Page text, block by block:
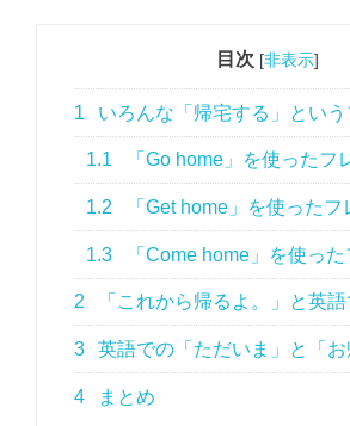
目次 [非表示]
1 いろんな「帰宅する」とい
1.1 「Go home」を使ったフ
1.2 「Get home」を使ったフ
1.3 「Come home」を使っ
2 「これから帰るよ。」と英
3 英語での「ただいま」と「お
4 まとめ